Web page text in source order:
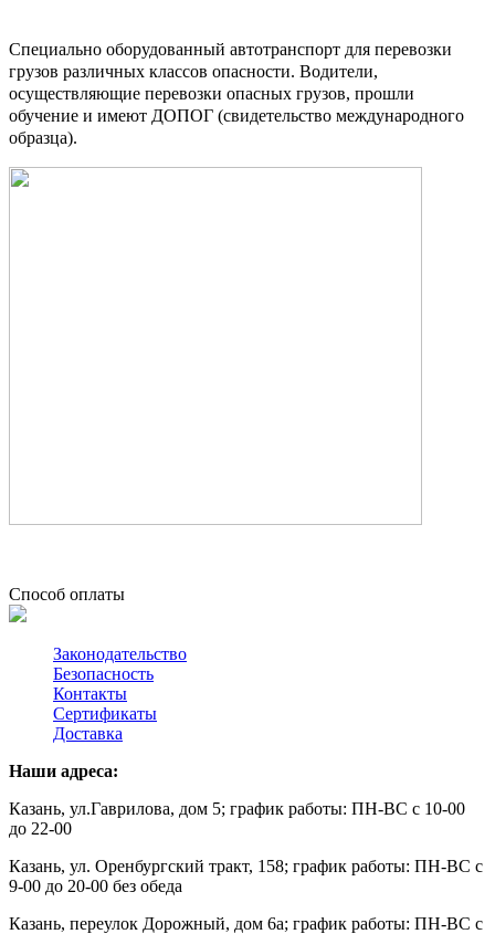
Специально оборудованный автотранспорт для перевозки
грузов различных классов опасности. Водители,
осуществляющие перевозки опасных грузов, прошли
обучение и имеют ДОПОГ (свидетельство международного
образца).
Способ оплаты
Законодательство
Безопасность
Контакты
Сертификаты
Доставка
Наши адреса:
Казань, ул.Гаврилова, дом 5; график работы: ПН-ВС с 10-00
до 22-00
Казань, ул. Оренбургский тракт, 158; график работы: ПН-ВС с
9-00 до 20-00 без обеда
Казань, переулок Дорожный, дом 6а; график работы: ПН-ВС с